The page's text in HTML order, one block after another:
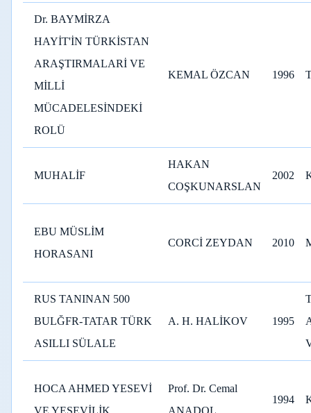
Dr. BAYMİRZA
HAYİT'İN TÜRKİSTAN
ARAŞTIRMALARİ VE
MİLLİ
MÜCADELESİNDEKİ
ROLÜ
KEMAL ÖZCAN 1996
MUHALİF
HAKAN
COŞKUNARSLAN
2002
EBU MÜSLİM
HORASANI
CORCİ ZEYDAN 2010
RUS TANINAN 500
BULĞFR-TATAR TÜRK
ASILLI SÜLALE
A. H. HALİKOV 1995
HOCA AHMED YESEVİ
VE YESEVİLİK
Prof. Dr. Cemal
ANADOL
1994